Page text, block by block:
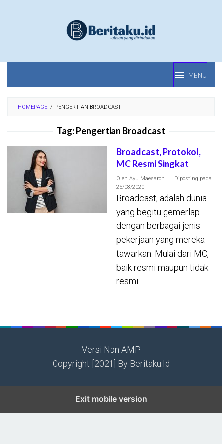
MENU
HOMEPAGE / PENGERTIAN BROADCAST
Tag:Pengertian Broadcast
Broadcast, Protokol,
MC Resmi Singkat
Oleh Ayu Maesaroh
Diposting pada
25/08/2020
Broadcast, adalah dunia
yang begitu gemerlap
dengan berbagai jenis
pekerjaan yang mereka
tawarkan. Mulai dari MC,
baik resmi maupun tidak
resmi.
Versi Non AMP
Copyright [2021] By Beritaku.Id
Exit mobile version